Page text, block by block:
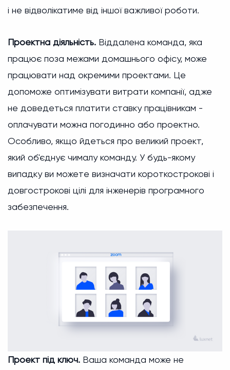
і не відволікатиме від іншої важливої роботи.
Проектна діяльність. Віддалена команда, яка
працює поза межами домашнього офісу, може
працювати над окремими проектами. Це
допоможе оптимізувати витрати компанії, адже
не доведеться платити ставку працівникам -
оплачувати можна погодинно або проектно.
Особливо, якщо йдеться про великий проект,
який об'єднує чималу команду. У будь-якому
випадку ви можете визначати короткострокові і
довгострокові цілі для інженерів програмного
забезпечення.
Проект під ключ. Ваша команда може не